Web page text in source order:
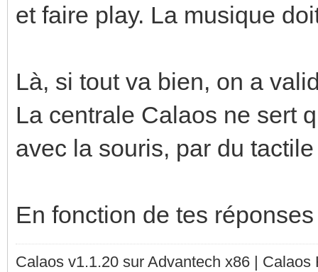
et faire play. La musique
Là, si tout va bien, on a
La centrale Calaos ne sert
avec la souris, par du
En fonction de tes
Calaos v1.1.20 sur Advantech x86 |